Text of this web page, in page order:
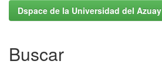
Dspace de la Universidad del Azuay
Buscar